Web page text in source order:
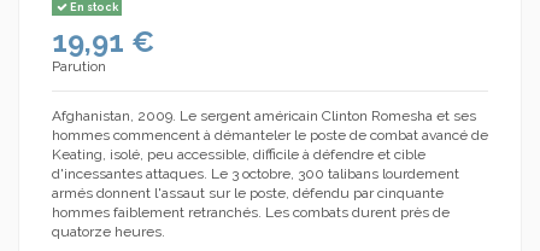
En stock
19,91 €
Parution
Afghanistan, 2009. Le sergent américain Clinton Romesha et ses
hommes commencent à démanteler le poste de combat avancé de
Keating, isolé, peu accessible, difficile à défendre et cible
d'incessantes attaques. Le 3 octobre, 300 talibans lourdement
armés donnent l'assaut sur le poste, défendu par cinquante
hommes faiblement retranchés. Les combats durent près de
quatorze heures.